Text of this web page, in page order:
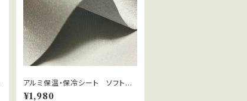
アルミ保温・保冷シート ソフトタ
イプ
¥1,980